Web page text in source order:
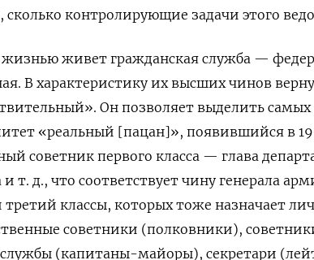
сколько контролирующие задачи этого
живет гражданская служба —
В характеристику их высших чинов
Он позволяет выделить самых
«реальный [пацан]», появившийся в
советник первого класса — глава
т. д., что соответствует чину генерала
третий классы, которых тоже назначает
советники (полковники),
(капитаны-майоры), секретари